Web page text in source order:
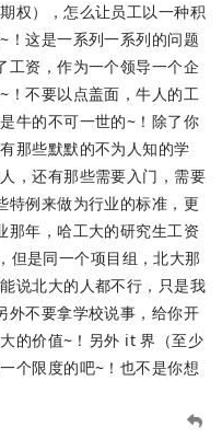
权），怎么让员工以一种积
！这是一系列一系列的问题
工资，作为一个领导一个企
！不要以点盖面，牛人的工
牛的不可一世的~！除了你
那些默默的不为人知的学
，还有那些需要入门，需要
特例来做为行业的标准，更
那年，哈工大的研究生工资
但是同一个项目组，北大那
说北大的人都不行，只是我
外不要拿学校说事，给你开
的价值~！另外 it 界（至少
个限度的吧~！也不是你想